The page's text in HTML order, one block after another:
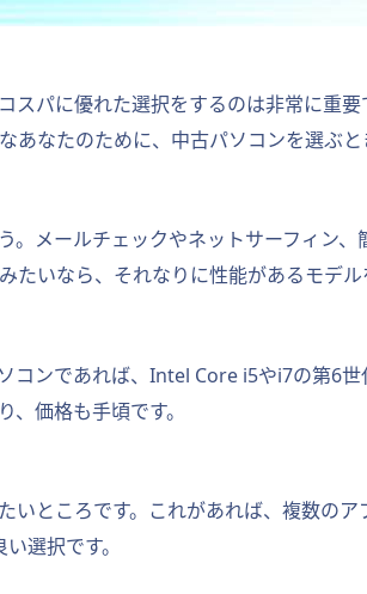
スパに優れた選択をするのは非常に重
あなたのために、中古パソコンを選ぶ
。メールチェックやネットサーフィン
たいなら、それなりに性能があるモデル
コンであれば、Intel Core i5やi7の第6
価格も手頃です。
いところです。これがあれば、複数の
選択です。